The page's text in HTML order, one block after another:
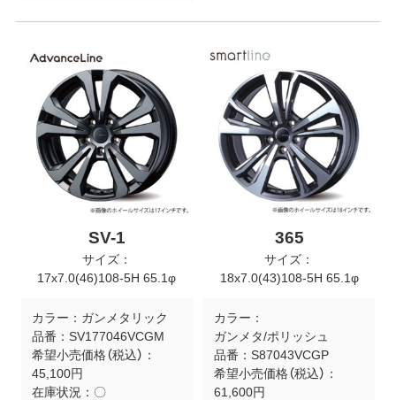
SV-1
サイズ：
17x7.0(46)108-5H 65.1φ
カラー： ガンメタリック
品番： SV177046VCGM
希望小売価格（税込）：
45,100円
在庫状況： 〇
365
サイズ：
18x7.0(43)108-5H 65.1φ
カラー：
ガンメタ/ポリッシュ
品番： S87043VCGP
希望小売価格（税込）：
61,600円